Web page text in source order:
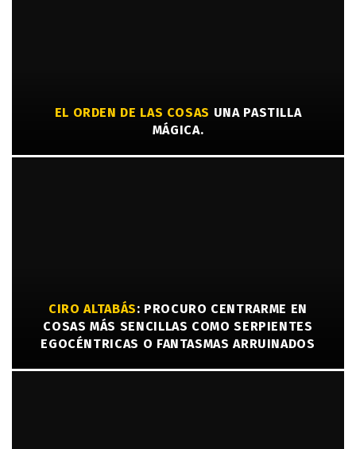
EL ORDEN DE LAS COSAS UNA PASTILLA
MÁGICA.
CIRO ALTABÁS: PROCURO CENTRARME EN
COSAS MÁS SENCILLAS COMO SERPIENTES
EGOCÉNTRICAS O FANTASMAS ARRUINADOS